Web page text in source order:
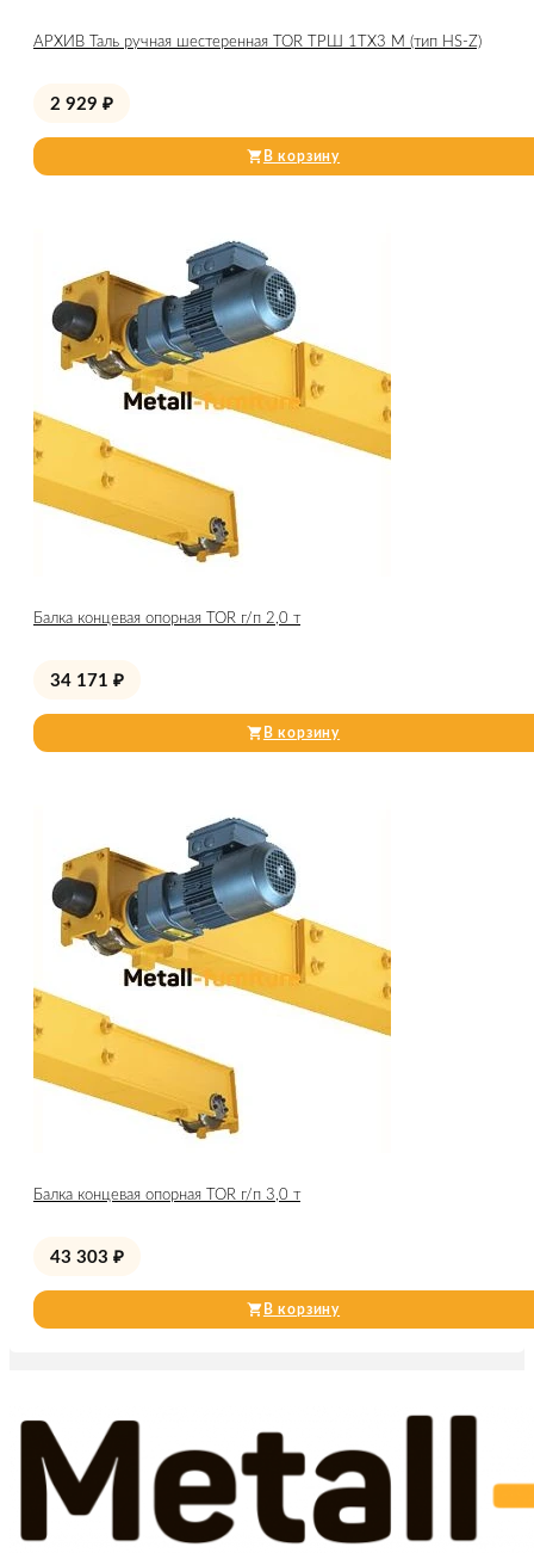
АРХИВ Таль ручная шестеренная TOR ТРШ 1ТХ3 М (тип HS-Z)
2 929 ₽
В корзину
Балка концевая опорная TOR г/п 2,0 т
34 171 ₽
В корзину
Балка концевая опорная TOR г/п 3,0 т
43 303 ₽
В корзину